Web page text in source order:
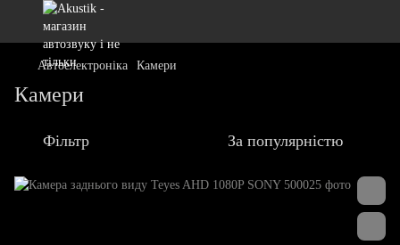
Автоелектроніка Камери
Камери
Фільтр За популярністю